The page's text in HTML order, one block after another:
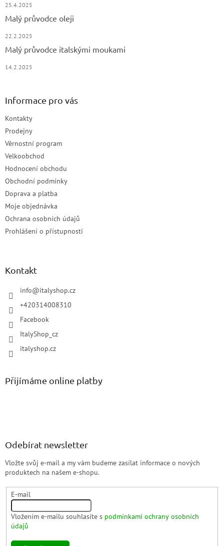
25.4.2025
Malý průvodce oleji
22.2.2025
Malý průvodce italskými moukami
14.2.2025
Informace pro vás
Kontakty
Prodejny
Věrnostní program
Velkoobchod
Hodnocení obchodu
Obchodní podmínky
Doprava a platba
Moje objednávka
Ochrana osobních údajů
Prohlášení o přístupnosti
Kontakt
info@italyshop.cz
+420314008310
Facebook
ItalyShop_cz
italyshop.cz
Přijímáme online platby
Odebírat newsletter
Vložte svůj e-mail a my vám budeme zasílat informace o nových
produktech na našem e-shopu.
E-mail
Vložením e-mailu souhlasíte s podmínkami ochrany osobních
údajů